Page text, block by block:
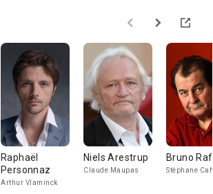
Raphaël
Personnaz
Arthur Vlaminck
Niels Arestrup
Claude Maupas
Bruno
Stéphane